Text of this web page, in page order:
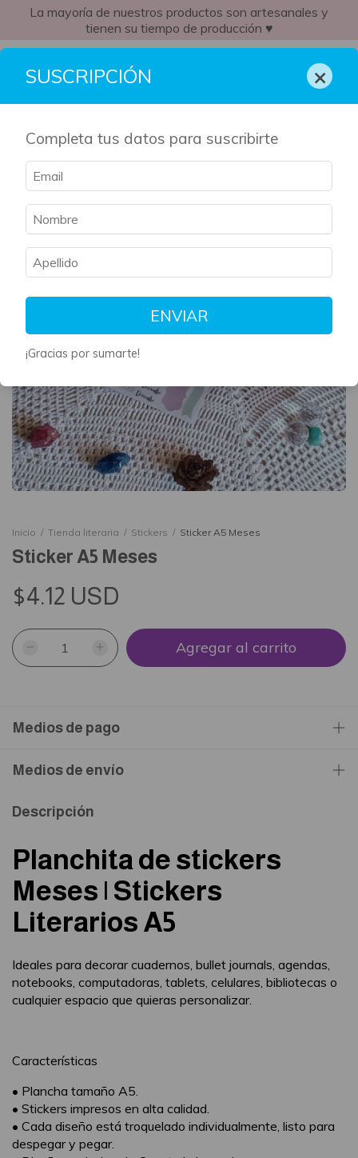
La mayoría de nuestros productos son artesanales y
tienen su tiempo de producción ♥
Inicio / Tienda literaria / Stickers / Sticker A5 Meses
Sticker A5 Meses
$4.12 USD
Medios de pago
Medios de envío
Descripción
Planchita de stickers
Meses | Stickers
Literarios A5
Ideales para decorar cuadernos, bullet journals, agendas,
notebooks, computadoras, tablets, celulares, bibliotecas o
cualquier espacio que quieras personalizar.
Características
• Plancha tamaño A5.
• Stickers impresos en alta calidad.
• Cada diseño está troquelado individualmente, listo para
despegar y pegar.
SUSCRIPCIÓN ×
Completa tus datos para suscribirte
ENVIAR
¡Gracias por sumarte!